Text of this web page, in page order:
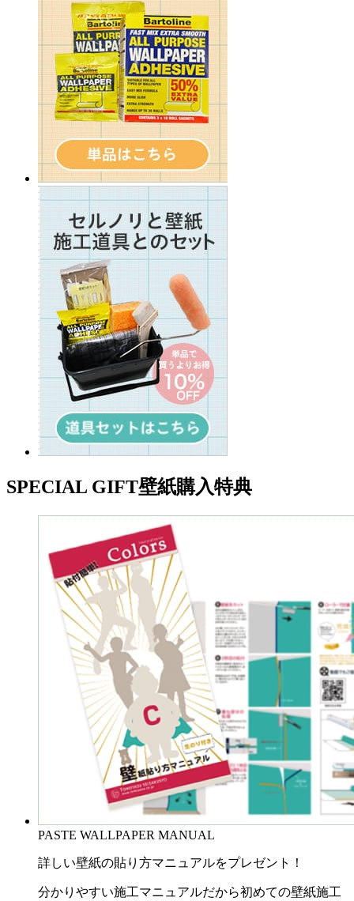
SPECIAL GIFT壁紙購入特典
PASTE WALLPAPER MANUAL
詳しい壁紙の貼り方マニュアルをプレゼント！
分かりやすい施工マニュアルだから初めての壁紙施工